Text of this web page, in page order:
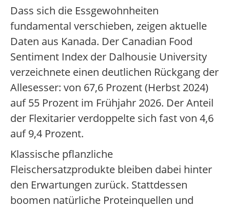
Dass sich die Essgewohnheiten
fundamental verschieben, zeigen aktuelle
Daten aus Kanada. Der Canadian Food
Sentiment Index der Dalhousie University
verzeichnete einen deutlichen Rückgang der
Allesesser: von 67,6 Prozent (Herbst 2024)
auf 55 Prozent im Frühjahr 2026. Der Anteil
der Flexitarier verdoppelte sich fast von 4,6
auf 9,4 Prozent.
Klassische pflanzliche
Fleischersatzprodukte bleiben dabei hinter
den Erwartungen zurück. Stattdessen
boomen natürliche Proteinquellen und